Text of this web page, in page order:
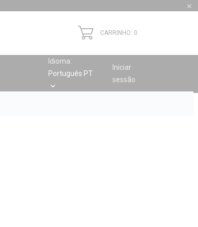

CARRINHO: 0
Idioma:
Português PT
keyboard_arrow_down
Iniciar
sessão